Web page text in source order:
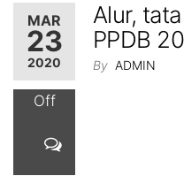
MAR
23
2020
Off
Alur,
PPDB
By ADMIN